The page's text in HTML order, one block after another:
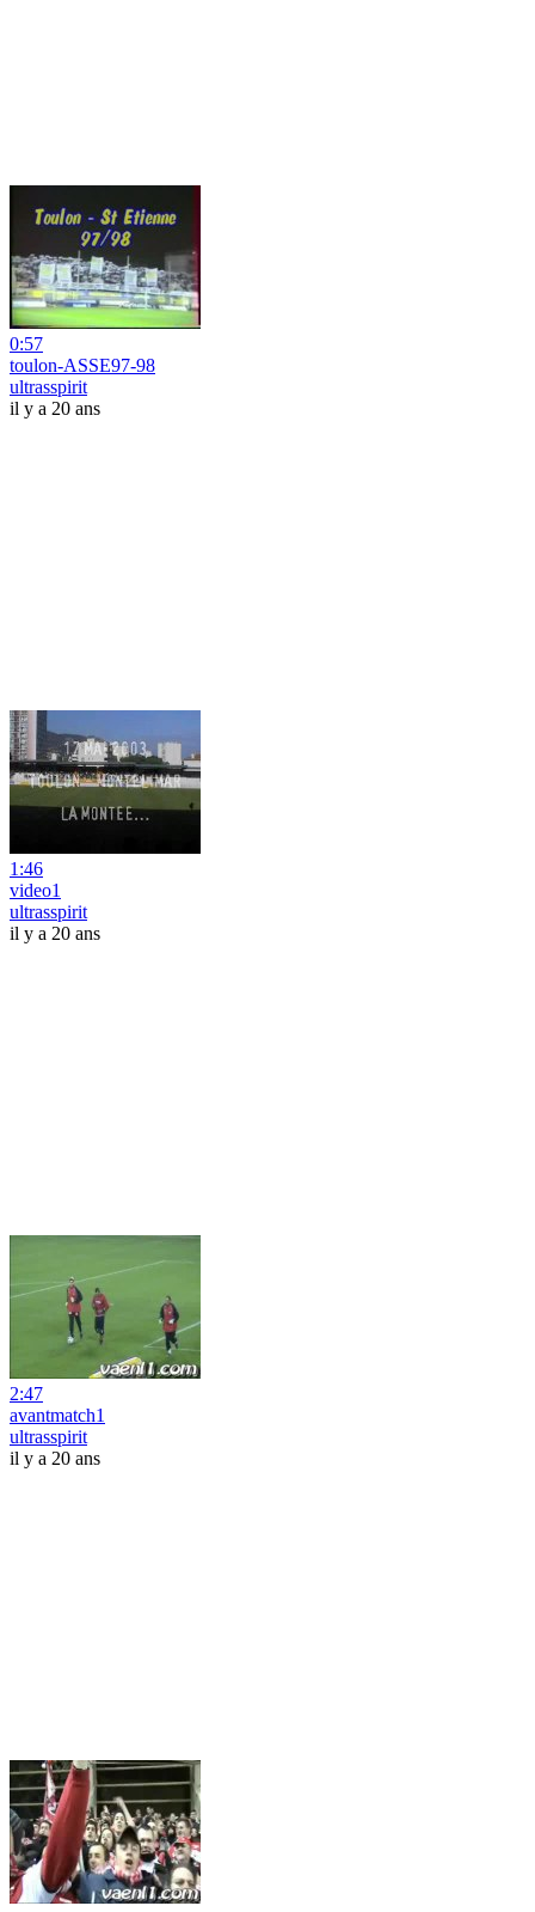
0:57
toulon-ASSE97-98
ultrasspirit
il y a 20 ans
1:46
video1
ultrasspirit
il y a 20 ans
2:47
avantmatch1
ultrasspirit
il y a 20 ans